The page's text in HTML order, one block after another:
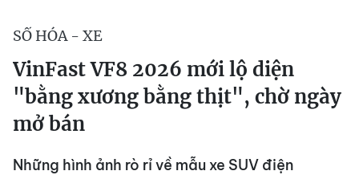
SỐ HÓA - XE
VinFast VF8 2026 mới lộ diện
"bằng xương bằng thịt", chờ ngày
mở bán
Những hình ảnh rò rỉ về mẫu xe SUV điện